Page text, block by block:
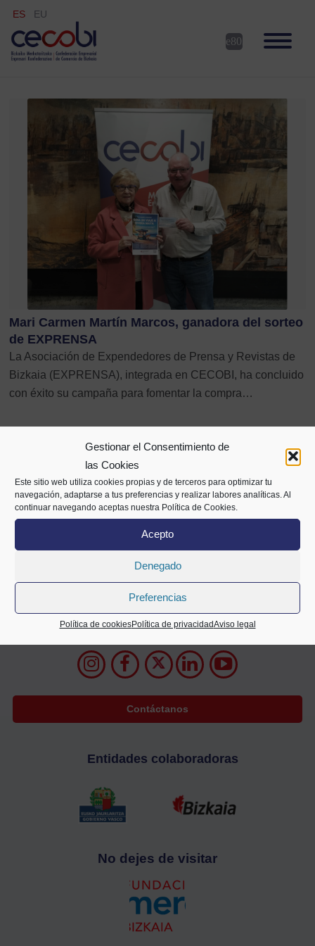
Gestionar el Consentimiento de
las Cookies
Este sitio web utiliza cookies propias y de terceros para optimizar tu
navegación, adaptarse a tus preferencias y realizar labores analíticas. Al
continuar navegando aceptas nuestra Política de Cookies.
Acepto
Denegado
Preferencias
Política de cookiesPolítica de privacidadAviso legal
ES EU
Mari Carmen Martín Marcos, ganadora del sorteo
de EXPRENSA
La Asociación de Expendedores de Prensa y Revistas de
Bizkaia (EXPRENSA), integrada en CECOBI, ha concluido
con éxito su campaña para fomentar la compra…
2º planta
48009 Bilbao
94 400 28 00
688 72 05 63 info@cecobi.es
Contáctanos
Entidades colaboradoras
No dejes de visitar